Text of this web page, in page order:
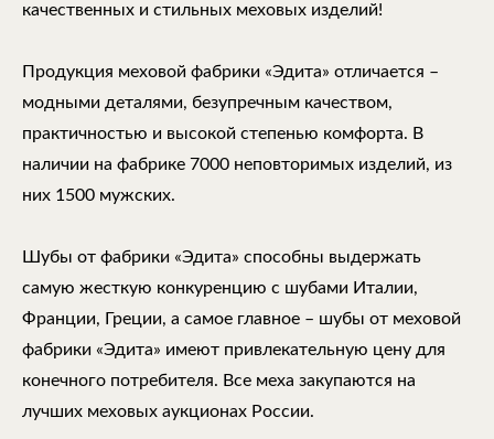
качественных и стильных меховых изделий!
Продукция меховой фабрики «Эдита» отличается –
модными деталями, безупречным качеством,
практичностью и высокой степенью комфорта. В
наличии на фабрике 7000 неповторимых изделий, из
них 1500 мужских.
Шубы от фабрики «Эдита» способны выдержать
самую жесткую конкуренцию с шубами Италии,
Франции, Греции, а самое главное – шубы от меховой
фабрики «Эдита» имеют привлекательную цену для
конечного потребителя. Все меха закупаются на
лучших меховых аукционах России.